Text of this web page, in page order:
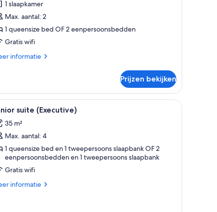
1 slaapkamer
Max. aantal: 2
1 queensize bed OF 2 eenpersoonsbedden
Gratis wifi
informatie
Prijzen bekijken
een stoel en een lamp. Een hotelkamer met een groot bed,
5 suite (Executive)
35 m²
Max. aantal: 4
1 queensize bed en 1 tweepersoons slaapbank OF 2
eenpersoonsbedden en 1 tweepersoons slaapbank
Gratis wifi
informatie